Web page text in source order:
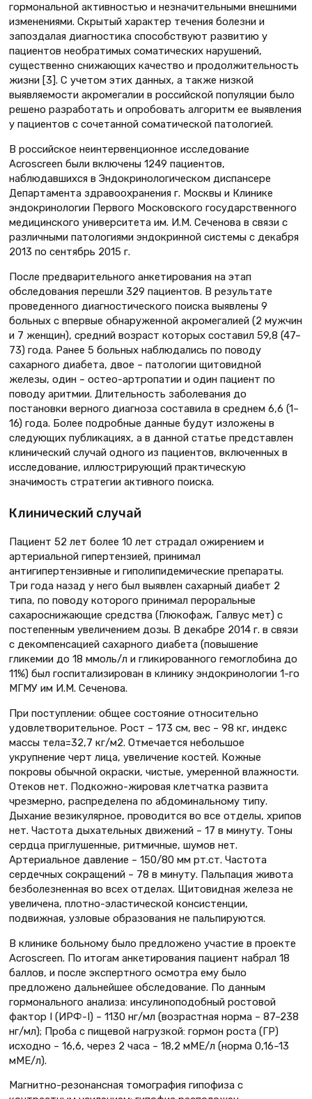
гормональной активностью и незначительными внешними
изменениями. Скрытый характер течения болезни и
запоздалая диагностика способствуют развитию у
пациентов необратимых соматических нарушений,
существенно снижающих качество и продолжительность
жизни [3]. С учетом этих данных, а также низкой
выявляемости акромегалии в российской популяции было
решено разработать и опробовать алгоритм ее выявления
у пациентов с сочетанной соматической патологией.
В российское неинтервенционное исследование
Acroscreen были включены 1249 пациентов,
наблюдавшихся в Эндокринологическом диспансере
Департамента здравоохранения г. Москвы и Клинике
эндокринологии Первого Московского государственного
медицинского университета им. И.М. Сеченова в связи с
различными патологиями эндокринной системы с декабря
2013 по сентябрь 2015 г.
После предварительного анкетирования на этап
обследования перешли 329 пациентов. В результате
проведенного диагностического поиска выявлены 9
больных с впервые обнаруженной акромегалией (2 мужчин
и 7 женщин), средний возраст которых составил 59,8 (47–
73) года. Ранее 5 больных наблюдались по поводу
сахарного диабета, двое – патологии щитовидной
железы, один – остео-артропатии и один пациент по
поводу аритмии. Длительность заболевания до
постановки верного диагноза составила в среднем 6,6 (1–
16) года. Более подробные данные будут изложены в
следующих публикациях, а в данной статье представлен
клинический случай одного из пациентов, включенных в
исследование, иллюстрирующий практическую
значимость стратегии активного поиска.
Клинический случай
Пациент 52 лет более 10 лет страдал ожирением и
артериальной гипертензией, принимал
антигипертензивные и гиполипидемические препараты.
Три года назад у него был выявлен сахарный диабет 2
типа, по поводу которого принимал пероральные
сахароснижающие средства (Глюкофаж, Галвус мет) с
постепенным увеличением дозы. В декабре 2014 г. в связи
с декомпенсацией сахарного диабета (повышение
гликемии до 18 ммоль/л и гликированного гемоглобина до
11%) был госпитализирован в клинику эндокринологии 1-го
МГМУ им И.М. Сеченова.
При поступлении: общее состояние относительно
удовлетворительное. Рост – 173 см, вес – 98 кг, индекс
массы тела=32,7 кг/м2. Отмечается небольшое
укрупнение черт лица, увеличение костей. Кожные
покровы обычной окраски, чистые, умеренной влажности.
Отеков нет. Подкожно-жировая клетчатка развита
чрезмерно, распределена по абдоминальному типу.
Дыхание везикулярное, проводится во все отделы, хрипов
нет. Частота дыхательных движений – 17 в минуту. Тоны
сердца приглушенные, ритмичные, шумов нет.
Артериальное давление – 150/80 мм рт.ст. Частота
сердечных сокращений – 78 в минуту. Пальпация живота
безболезненная во всех отделах. Щитовидная железа не
увеличена, плотно-эластической консистенции,
подвижная, узловые образования не пальпируются.
В клинике больному было предложено участие в проекте
Acroscreen. По итогам анкетирования пациент набрал 18
баллов, и после экспертного осмотра ему было
предложено дальнейшее обследование. По данным
гормонального анализа: инсулиноподобный ростовой
фактор I (ИРФ-I) – 1130 нг/мл (возрастная норма – 87–238
нг/мл); Проба с пищевой нагрузкой: гормон роста (ГР)
исходно – 16,6, через 2 часа – 18,2 мМЕ/л (норма 0,16–13
мМЕ/л).
Магнитно-резонансная томография гипофиза с